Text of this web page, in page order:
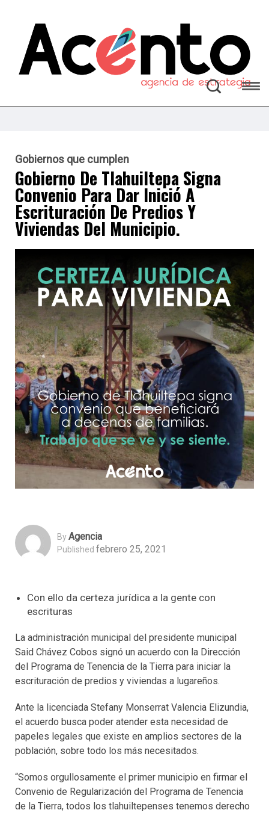
Gobiernos que cumplen
Gobierno De Tlahuiltepa Signa
Convenio Para Dar Inició A
Escrituración De Predios Y
Viviendas Del Municipio.
ByAgencia
Published febrero 25, 2021
Con ello da certeza jurídica a la gente con
escrituras
La administración municipal del presidente municipal
Said Chávez Cobos signó un acuerdo con la Dirección
del Programa de Tenencia de la Tierra para iniciar la
escrituración de predios y viviendas a lugareños.
Ante la licenciada Stefany Monserrat Valencia Elizundia,
el acuerdo busca poder atender esta necesidad de
papeles legales que existe en amplios sectores de la
población, sobre todo los más necesitados.
“Somos orgullosamente el primer municipio en firmar el
Convenio de Regularización del Programa de Tenencia
de la Tierra, todos los tlahuiltepenses tenemos derecho